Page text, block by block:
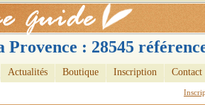
Provence : 28545
Actualités Boutique Inscription Contact